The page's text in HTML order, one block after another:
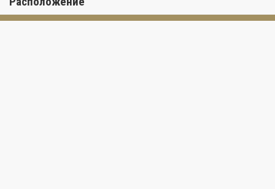
эксклюзивный дизайн интерьеров, выполненный под